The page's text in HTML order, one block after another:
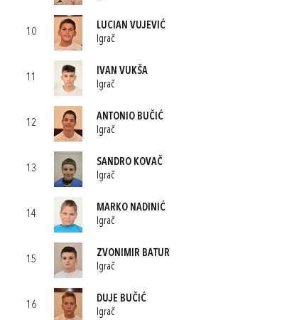
10
LUCIAN VUJEVIĆ
Igrač
11
IVAN VUKŠA
Igrač
12
ANTONIO BUČIĆ
Igrač
13
SANDRO KOVAČ
Igrač
14
MARKO NADINIĆ
Igrač
15
ZVONIMIR BATUR
Igrač
16
DUJE BUČIĆ
Igrač